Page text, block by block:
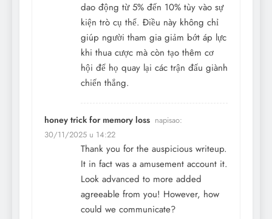
dao động từ 5% đến 10% tùy vào sự
kiện trò cụ thể. Điều này không chỉ
giúp người tham gia giảm bớt áp lực
khi thua cược mà còn tạo thêm cơ
hội để họ quay lại các trận đấu giành
chiến thắng.
honey trick for memory loss napisao:
30/11/2025 u 14:22
Thank you for the auspicious writeup.
It in fact was a amusement account it.
Look advanced to more added
agreeable from you! However, how
could we communicate?